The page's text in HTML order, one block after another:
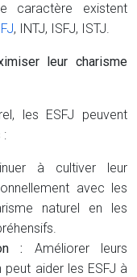
caractère existent
, INTJ, ISFJ, ISTJ.
leur charisme
les ESFJ peuvent
:
à cultiver leur
avec les
naturel en les
: Améliorer leurs
aider les ESFJ à